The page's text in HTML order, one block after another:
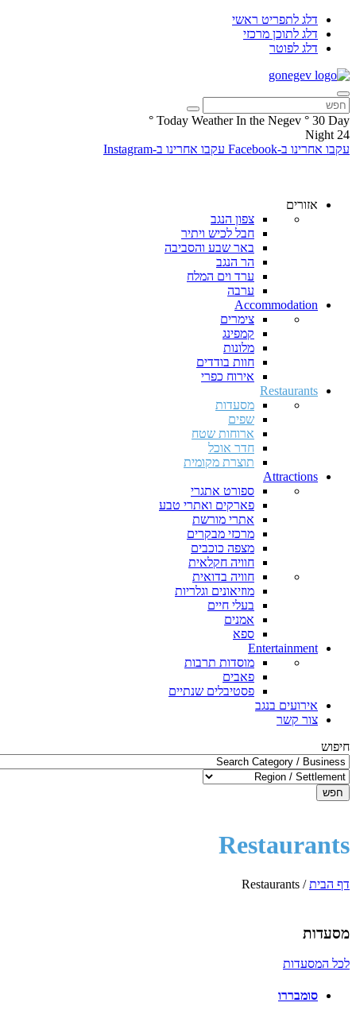
דלג לתפריט ראשי
דלג לתוכן מרכזי
דלג לפוטר
Today Weather In the Negev ° 30 Day
°
24
Night
עקבו אחרינו ב-Facebook
עקבו אחרינו ב-Instagram
אזורים
צפון הנגב
חבל לכיש ויתיר
באר שבע והסביבה
הר הנגב
ערד וים המלח
ערבה
Accommodation
צימרים
קמפינג
מלונות
חוות בודדים
אירוח כפרי
Restaurants
מסעדות
שפים
ארוחות שטח
חדר אוכל
תוצרת מקומית
Attractions
ספורט אתגרי
פארקים ואתרי טבע
אתרי מורשת
מרכזי מבקרים
מצפה כוכבים
חוויה חקלאית
חוויה בדואית
מוזיאונים וגלריות
בעלי חיים
אמנים
ספא
Entertainment
מוסדות תרבות
פאבים
פסטיבלים שנתיים
אירועים בנגב
צור קשר
חיפוש
חפש
Restaurants
דף הבית/
Restaurants
מסעדות
לכל המסעדות
סומבררו